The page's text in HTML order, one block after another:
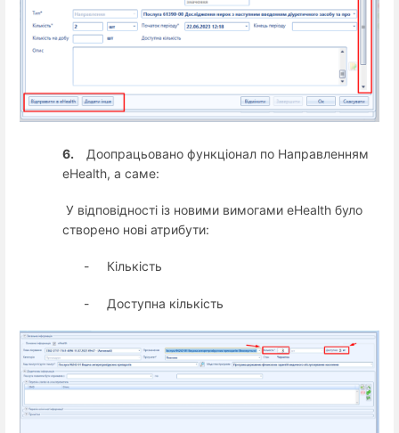
6.
Доопрацьовано функціонал по Направленням
eHealth, а саме:
У відповідності із новими вимогами eHealth було
створено нові атрибути:
- Кількість
- Доступна кількість